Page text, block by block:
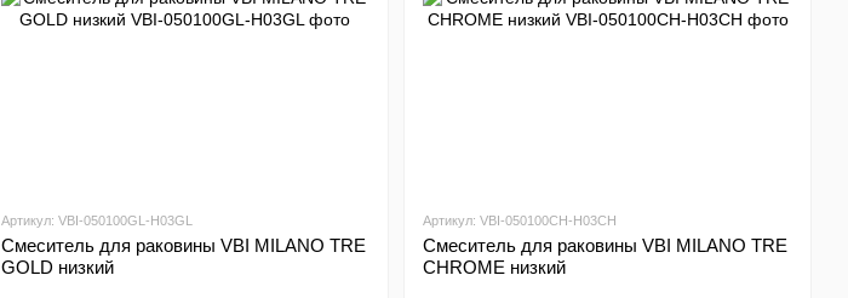
Артикул: VBI-050100GL-H03GL
Смеситель для раковины VBI MILANO TRE
GOLD низкий
Артикул: VBI-050100CH-H03CH
Смеситель для раковины VBI MILANO TRE
CHROME низкий